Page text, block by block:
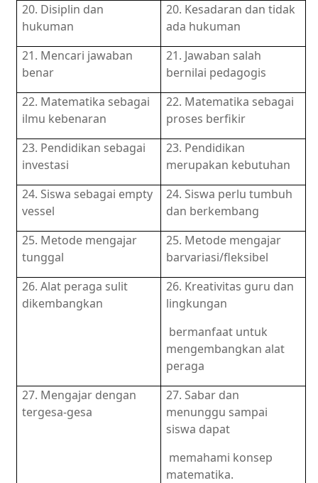
20. Disiplin dan
hukuman
20. Kesadaran dan tidak
ada hukuman
21. Mencari jawaban
benar
21. Jawaban salah
bernilai pedagogis
22. Matematika sebagai
ilmu kebenaran
22. Matematika sebagai
proses berfikir
23. Pendidikan sebagai
investasi
23. Pendidikan
merupakan kebutuhan
24. Siswa sebagai empty
vessel
24. Siswa perlu tumbuh
dan berkembang
25. Metode mengajar
tunggal
25. Metode mengajar
barvariasi/fleksibel
26. Alat peraga sulit
dikembangkan
26. Kreativitas guru dan
lingkungan
bermanfaat untuk
mengembangkan alat
peraga
27. Mengajar dengan
tergesa-gesa
27. Sabar dan
menunggu sampai
siswa dapat
memahami konsep
matematika.